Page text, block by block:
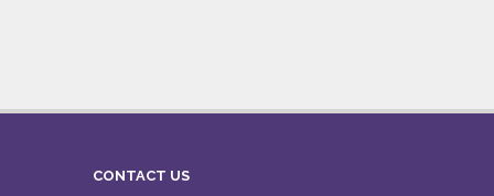
CONTACT US